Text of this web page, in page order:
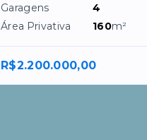
Garagens
4
Área Privativa
160m²
R$2.200.000,00